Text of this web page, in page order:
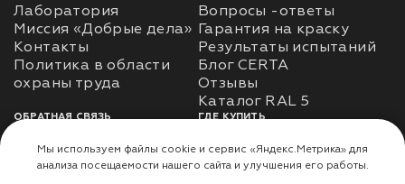
Лаборатория
Миссия «Добрые дела»
Контакты
Политика в области
Вопросы -ответы
Гарантия на краску
Результаты испытаний
Блог CERTA
Отзывы
Каталог RAL 5
ОБРАТНАЯ СВЯЗЬ
Использование
ГДЕ КУПИТЬ
Доставка